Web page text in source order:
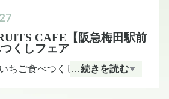
CAFE【阪急梅田駅前
くしフェア
ちご食べつくしフェア開催です
…続きを読む